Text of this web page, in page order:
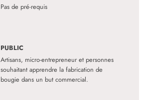
Pas de pré-requis
PUBLIC
Artisans, micro-entrepreneur et personnes
souhaitant apprendre la fabrication de
bougie dans un but commercial.